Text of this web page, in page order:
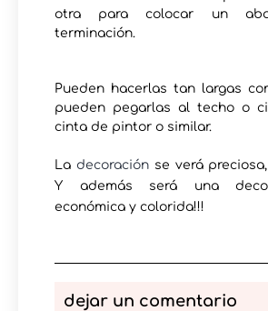
otra para colocar un
terminación.
Pueden hacerlas tan largas
pueden pegarlas al techo o
cinta de pintor o similar.
La decoraciónse verá preciosa,
Y además será una
económica y colorida!!!
dejar un comentario